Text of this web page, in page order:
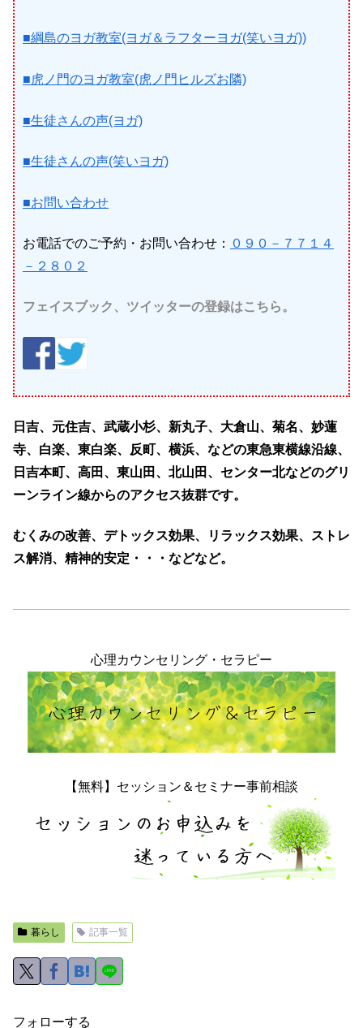
■綱島のヨガ教室(ヨガ＆ラフターヨガ(笑いヨガ))
■虎ノ門のヨガ教室(虎ノ門ヒルズお隣)
■生徒さんの声(ヨガ)
■生徒さんの声(笑いヨガ)
■お問い合わせ
お電話でのご予約・お問い合わせ： ０９０－７７１４
－２８０２
フェイスブック、ツイッターの登録はこちら。
日吉、元住吉、武蔵小杉、新丸子、大倉山、菊名、妙蓮
寺、白楽、東白楽、反町、横浜、などの東急東横線沿線、
日吉本町、高田、東山田、北山田、センター北などのグリ
ーンライン線からのアクセス抜群です。
むくみの改善、デトックス効果、リラックス効果、ストレ
ス解消、精神的安定・・・などなど。
心理カウンセリング・セラピー
【無料】セッション＆セミナー事前相談
暮らし 記事一覧
フォローする